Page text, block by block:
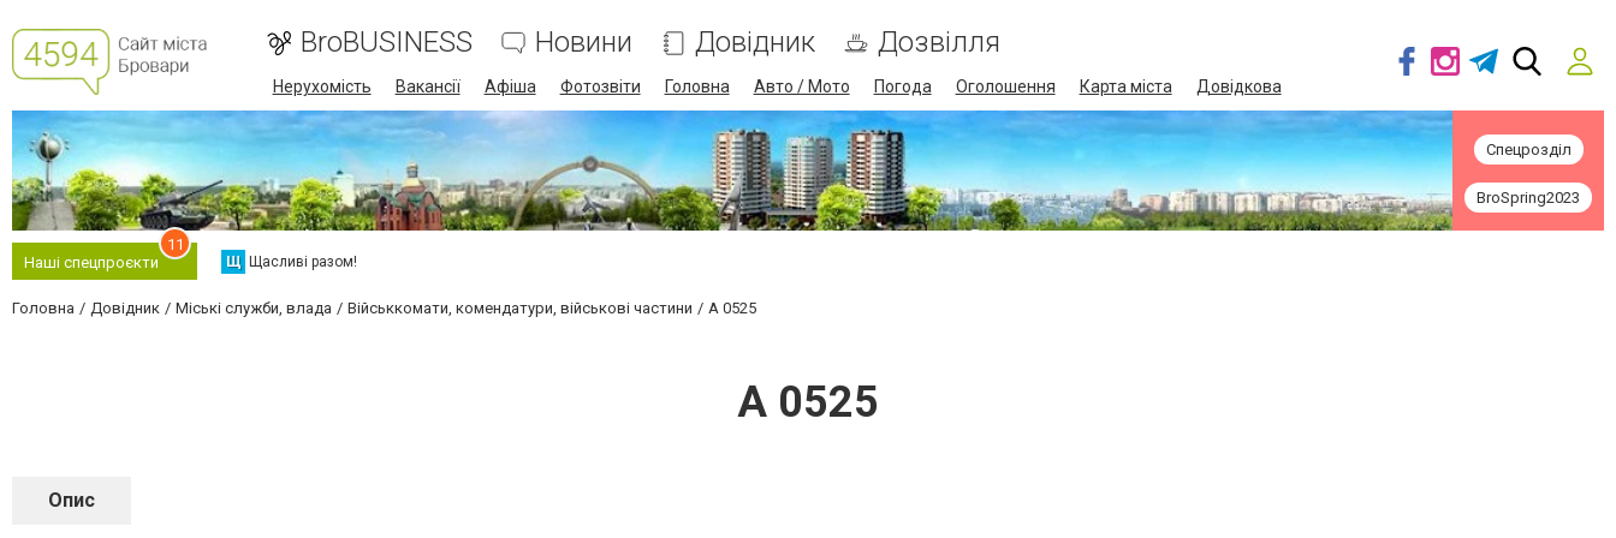
BroBUSINESS Новини Довідник Дозвілля
Нерухомість Вакансії Афіша Фотозвіти Головна Авто / Мото Погода Оголошення Карта міста Довідкова
Спецрозділ
BroSpring2023
Наші спецпроєкти
11
Щ Щасливі разом!
Головна Довідник Міські служби, влада Військкомати, комендатури, військові частини А 0525
А 0525
Опис